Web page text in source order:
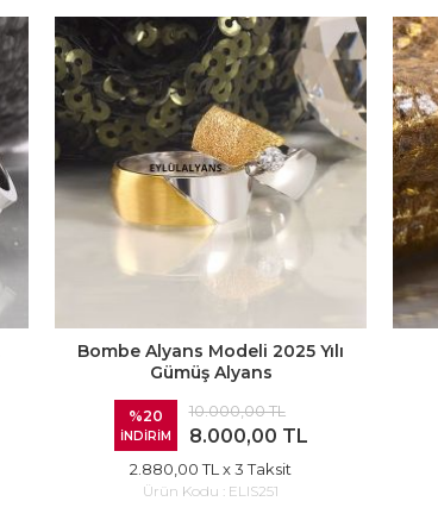
Bombe Alyans Modeli 2025 Yılı
Gümüş Alyans
%20
İNDİRİM
10.000,00 TL
8.000,00 TL
2.880,00 TL x 3 Taksit
Ürün Kodu : ELIS251